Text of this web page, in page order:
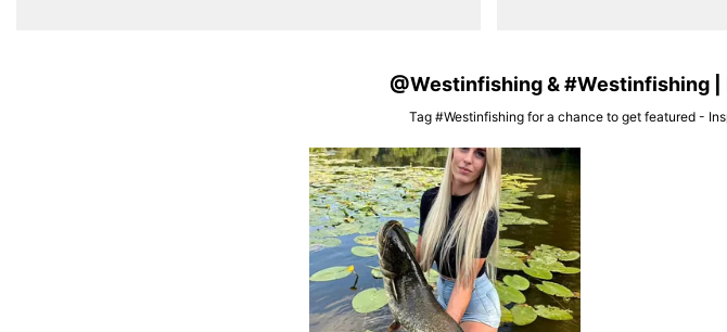
@Westinfishing & #Westinfishing
Tag #Westinfishing for a chance to get featured -